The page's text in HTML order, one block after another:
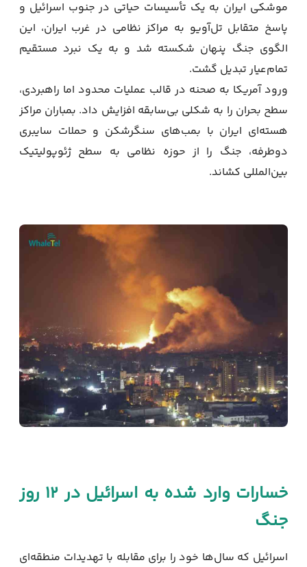
موشکی ایران به یک تأسیسات حیاتی در جنوب اسرائیل و
پاسخ متقابل تل‌آویو به مراکز نظامی در غرب ایران، این
الگوی جنگ پنهان شکسته شد و به یک نبرد مستقیم
تمام‌عیار تبدیل گشت.
ورود آمریکا به صحنه در قالب عملیات محدود اما راهبردی،
سطح بحران را به شکلی بی‌سابقه افزایش داد. بمباران مراکز
هسته‌ای ایران با بمب‌های سنگرشکن و حملات سایبری
دوطرفه، جنگ را از حوزه نظامی به سطح ژئوپولیتیک
بین‌المللی کشاند.
خسارات وارد شده به اسرائیل در ۱۲ روز
جنگ
اسرائیل که سال‌ها خود را برای مقابله با تهدیدات منطقه‌ای